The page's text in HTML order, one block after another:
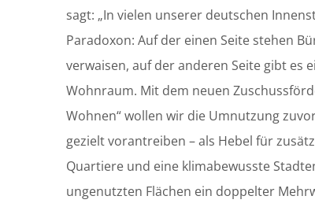
sagt: „In vielen unserer deutschen
Paradoxon: Auf der einen Seite stehen
verwaisen, auf der anderen Seite gibt es
Wohnraum. Mit dem neuen
Wohnen“ wollen wir die Umnutzung
gezielt vorantreiben – als Hebel für
Quartiere und eine klimabewusste
ungenutzten Flächen ein doppelter